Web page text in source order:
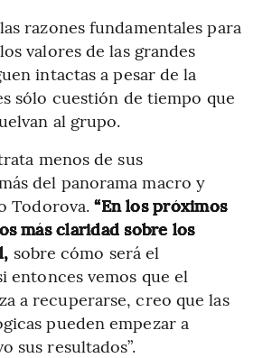
razones fundamentales para
valores de las grandes
intactas a pesar de la
sólo cuestión de tiempo que
al grupo.
menos de sus
del panorama macro y
Todorova.“En los próximos
más claridad sobre los
sobre cómo será el
entonces vemos que el
a recuperarse, creo que las
pueden empezar a
sus resultados”.